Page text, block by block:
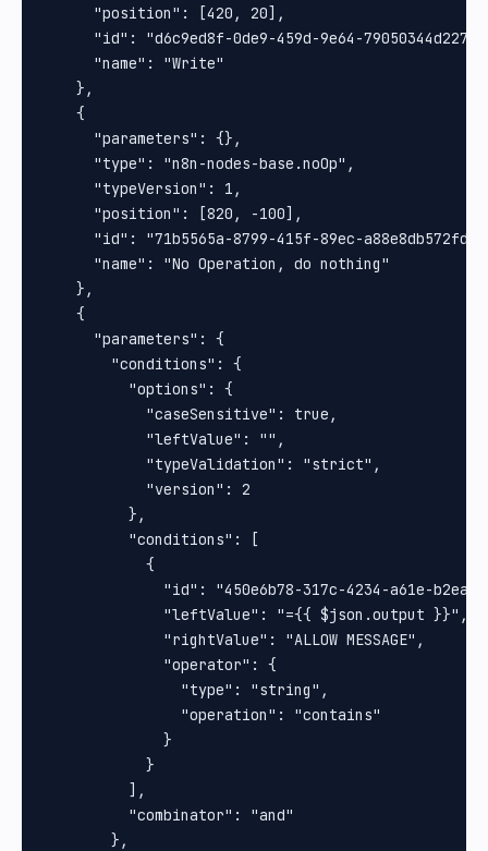
      "position": [420, 20],
      "id": "d6c9ed8f-0de9-459d-9e64-79050344d227",
      "name": "Write"
    },
    {
      "parameters": {},
      "type": "n8n-nodes-base.noOp",
      "typeVersion": 1,
      "position": [820, -100],
      "id": "71b5565a-8799-415f-89ec-a88e8db572fd",
      "name": "No Operation, do nothing"
    },
    {
      "parameters": {
        "conditions": {
          "options": {
            "caseSensitive": true,
            "leftValue": "",
            "typeValidation": "strict",
            "version": 2
          },
          "conditions": [
            {
"id": "450e6b78-317c-4234-a61e-
              "leftValue": "={{ $json.output }}",
              "rightValue": "ALLOW MESSAGE",
              "operator": {
                "type": "string",
                "operation": "contains"
              }
            }
          ],
          "combinator": "and"
        },